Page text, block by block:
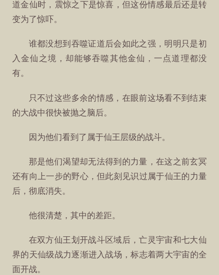
道金仙时，震惊之下是惊喜，但这份情感最后还是转
变为了惊吓。
谁都没想到吞噬证道后会如此之强，明明只是初
入金仙之境，却能够吞噬其他金仙，一点道理都没
有。
只不过这些多余的情感，在眼前这场看不到结束
的大战中很快被抛之脑后。
因为他们看到了属于仙王层级的战斗。
那是他们渴望却无法得到的力量，在这之前玄冥
还有向上一步的野心，但此刻见识过属于仙王的力量
后，彻底消失。
他很清楚，其中的差距。
在双方仙王划开战斗区域后，亡灵宇宙和七大仙
界的天仙级战力逐渐进入战场，标志着两大宇宙的全
面开战。